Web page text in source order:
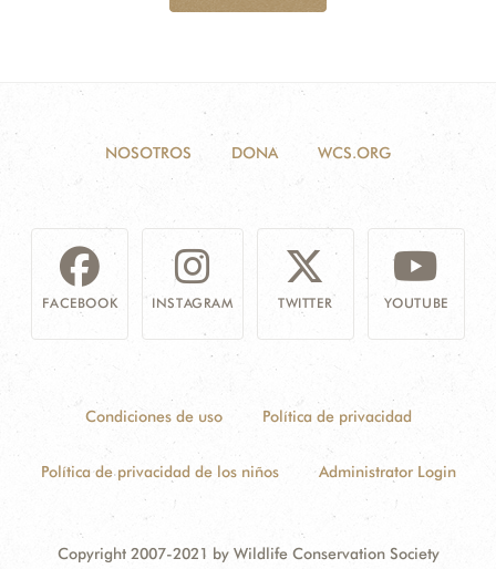
NOSOTROS DONA WCS.ORG
FACEBOOK INSTAGRAM TWITTER YOUTUBE
Condiciones de uso Política de privacidad
Política de privacidad de los niños Administrator Login
Copyright 2007-2021 by Wildlife Conservation Society